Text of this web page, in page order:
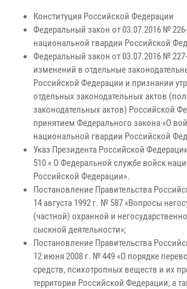
Конституция Российской Федерации
Федеральный закон от 03.07.2016 №
национальной гвардии Российской
Федеральный закон от 03.07.2016 №
изменений в отдельные
Российской Федерации и признании
отдельных законодательных актов
законодательных актов) Российской
принятием Федерального закона «О
национальной гвардии Российской
Указ Президента Российской
510 « О Федеральной службе войск
Российской Федерации».
Постановление Правительства
14 августа 1992 г. № 587 «Вопросы
(частной) охранной и
сыскной деятельности»;
Постановление Правительства
12 июня 2008 г. № 449 «О порядке
средств, психотропных веществ и их
территории Российской Федерации, а